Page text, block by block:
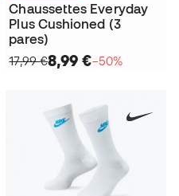
Chaussettes Everyday
Plus Cushioned (3
pares)
17,99 €8,99 €−50%